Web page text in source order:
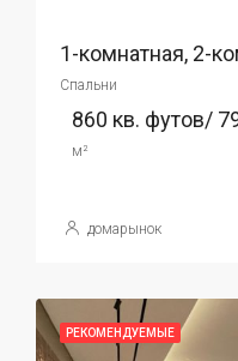
1-комнатная, 2-
Спальни
860 кв. футов/
м²
домарынок
РЕКОМЕНДУЕМЫЕ